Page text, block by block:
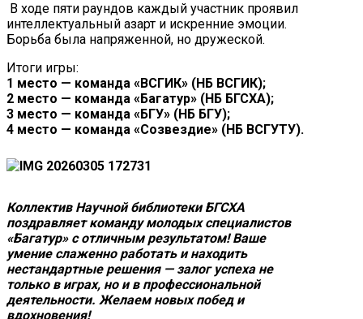
В ходе пяти раундов каждый участник проявил
интеллектуальный азарт и искренние эмоции.
Борьба была напряженной, но дружеской.
Итоги игры:
1 место — команда «ВСГИК» (НБ ВСГИК);
2 место — команда «Багатур» (НБ БГСХА);
3 место — команда «БГУ» (НБ БГУ);
4 место — команда «Созвездие» (НБ ВСГУТУ).
Коллектив Научной библиотеки БГСХА
поздравляет команду молодых специалистов
«Багатур» с отличным результатом! Ваше
умение слаженно работать и находить
нестандартные решения — залог успеха не
только в играх, но и в профессиональной
деятельности. Желаем новых побед и
вдохновения!